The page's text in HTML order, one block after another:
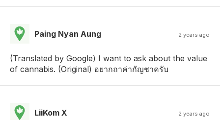
Paing Nyan Aung 2 years ago
(Translated by Google) I want to ask about the value
of cannabis. (Original) อยากถาค่ากัญชาครับ
LiiKom X 2 years ago